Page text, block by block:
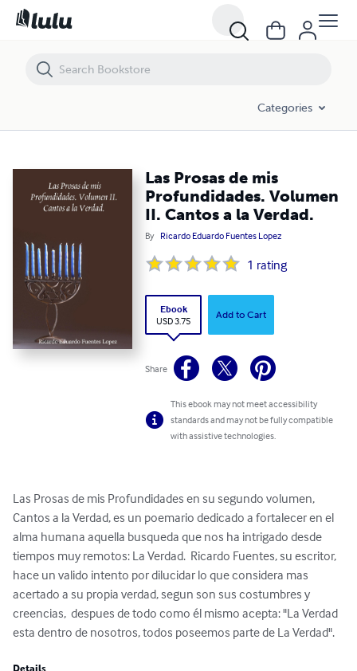
Categories
Las Prosas de mis
Profundidades. Volumen
II. Cantos a la Verdad.
By Ricardo Eduardo Fuentes Lopez
1 rating
Ebook
USD 3.75
Add to Cart
Share
This ebook may not meet accessibility
standards and may not be fully compatible
with assistive technologies.
Las Prosas de mis Profundidades en su segundo volumen,
Cantos a la Verdad, es un poemario dedicado a fortalecer en el
alma humana aquella busqueda que nos ha intrigado desde
tiempos muy remotos: La Verdad.  Ricardo Fuentes, su escritor,
hace un valido intento por dilucidar lo que considera mas
acertado a su propia verdad, segun son sus costumbres y
creencias,  despues de todo como él mismo acepta: "La Verdad
esta dentro de nosotros, todos poseemos parte de La Verdad".
Las Prosas de mis Profundidades. Volumen II. Cantos a la Verdad.